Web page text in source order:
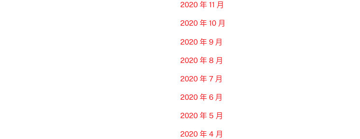
2020 年 11 月
2020 年 10 月
2020 年 9 月
2020 年 8 月
2020 年 7 月
2020 年 6 月
2020 年 5 月
2020 年 4 月